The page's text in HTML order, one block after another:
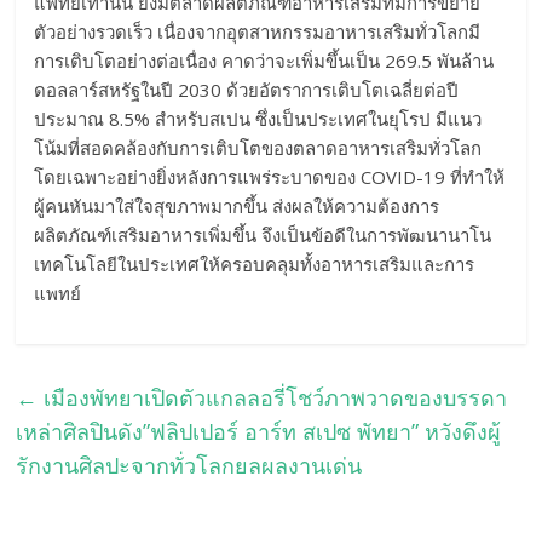
ตัวอย่างรวดเร็ว เนื่องจากอุตสาหกรรมอาหารเสริมทั่วโลกมี
การเติบโตอย่างต่อเนื่อง คาดว่าจะเพิ่มขึ้นเป็น 269.5 พันล้าน
ดอลลาร์สหรัฐในปี 2030 ด้วยอัตราการเติบโตเฉลี่ยต่อปี
ประมาณ 8.5% สำหรับสเปน ซึ่งเป็นประเทศในยุโรป มีแนว
โน้มที่สอดคล้องกับการเติบโตของตลาดอาหารเสริมทั่วโลก
โดยเฉพาะอย่างยิ่งหลังการแพร่ระบาดของ COVID-19 ที่ทำให้
ผู้คนหันมาใส่ใจสุขภาพมากขึ้น ส่งผลให้ความต้องการ
ผลิตภัณฑ์เสริมอาหารเพิ่มขึ้น จึงเป็นข้อดีในการพัฒนานาโน
เทคโนโลยีในประเทศให้ครอบคลุมทั้งอาหารเสริมและการ
แพทย์
← เมืองพัทยาเปิดตัวแกลลอรี่โชว์ภาพวาดของบรรดา
เหล่าศิลปินดัง”ฟลิปเปอร์ อาร์ท สเปซ พัทยา” หวังดึงผู้
รักงานศิลปะจากทั่วโลกยลผลงานเด่น